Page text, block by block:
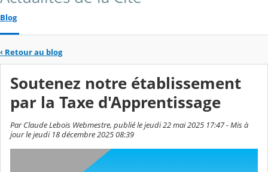
Blog
‹ Retour au blog
Soutenez notre établissement
par la Taxe d'Apprentissage
Par Claude Lebois Webmestre, publié le jeudi 22 mai 2025 17:47 - Mis à
jour le jeudi 18 décembre 2025 08:39